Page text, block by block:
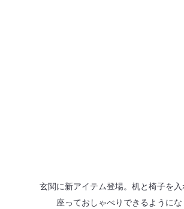
玄関に新アイテム登場。机と椅子を入
座っておしゃべりできるようにな